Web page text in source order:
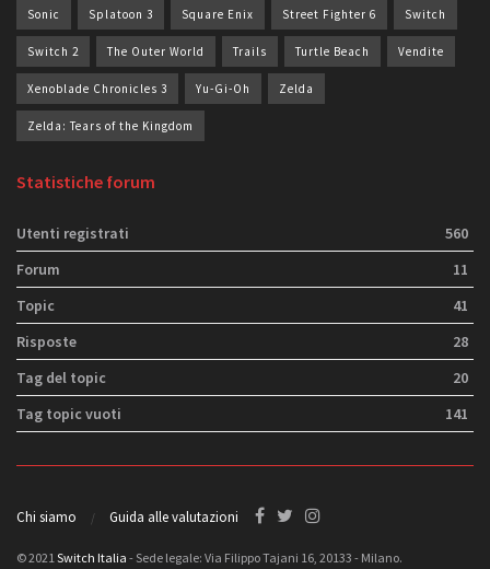
Sonic Splatoon 3 Square Enix Street Fighter 6 Switch
Switch 2 The Outer World Trails Turtle Beach Vendite
Xenoblade Chronicles 3 Yu-Gi-Oh Zelda
Zelda: Tears of the Kingdom
Statistiche forum
Utenti registrati
560
Forum
11
Topic
41
Risposte
28
Tag del topic
20
Tag topic vuoti
141
Chi siamo Guida alle valutazioni
© 2021Switch Italia - Sede legale: Via Filippo Tajani 16, 20133 - Milano.